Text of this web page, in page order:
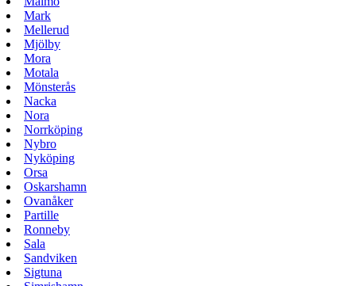
Mark
Mellerud
Mjölby
Mora
Motala
Mönsterås
Nacka
Nora
Norrköping
Nybro
Nyköping
Orsa
Oskarshamn
Ovanåker
Partille
Ronneby
Sala
Sandviken
Sigtuna